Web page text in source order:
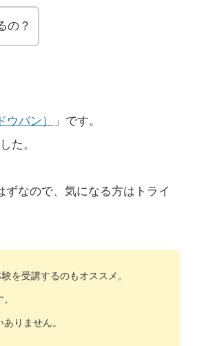
の？
バン）
」です。
た。
なので、気になる方はトライ
を受講するのもオススメ。
りません。